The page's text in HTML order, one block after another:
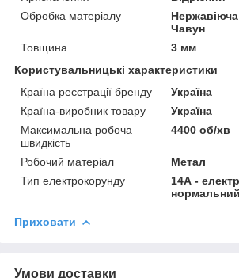
Обробка матеріалу
Чавун
Товщина
3 мм
Користувальницькі характеристики
Країна реєстрації бренду
Україна
Країна-виробник товару
Україна
Максимальна робоча
швидкість
4400 об/хв
Робочий матеріал
Метал
Тип електрокорунду
14А -
нормальний
Приховати
Умови доставки